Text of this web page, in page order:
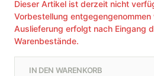
Dieser Artikel ist derzeit nicht
Vorbestellung entgegengenommen
Auslieferung erfolgt nach Eingang
Warenbestände.
IN DEN WARENKORB